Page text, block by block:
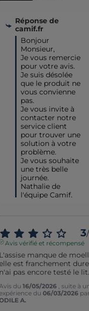
Réponse de
camif.fr
Bonjour
Monsieur,
Je vous remercie
pour votre avis.
Je suis désolée
que le produit ne
vous convienne
pas.
Je vous invite à
contacter notre
service client
pour trouver une
solution à votre
problème.
Je vous souhaite
une très belle
journée.
Nathalie de
l'équipe Camif.
3/
Avis vérifié et récompensé
L'assise manque de
est franchement
n'ai pas encore testé le lit.
du 16/05/2026 , suite à
du 06/03/2026
A.